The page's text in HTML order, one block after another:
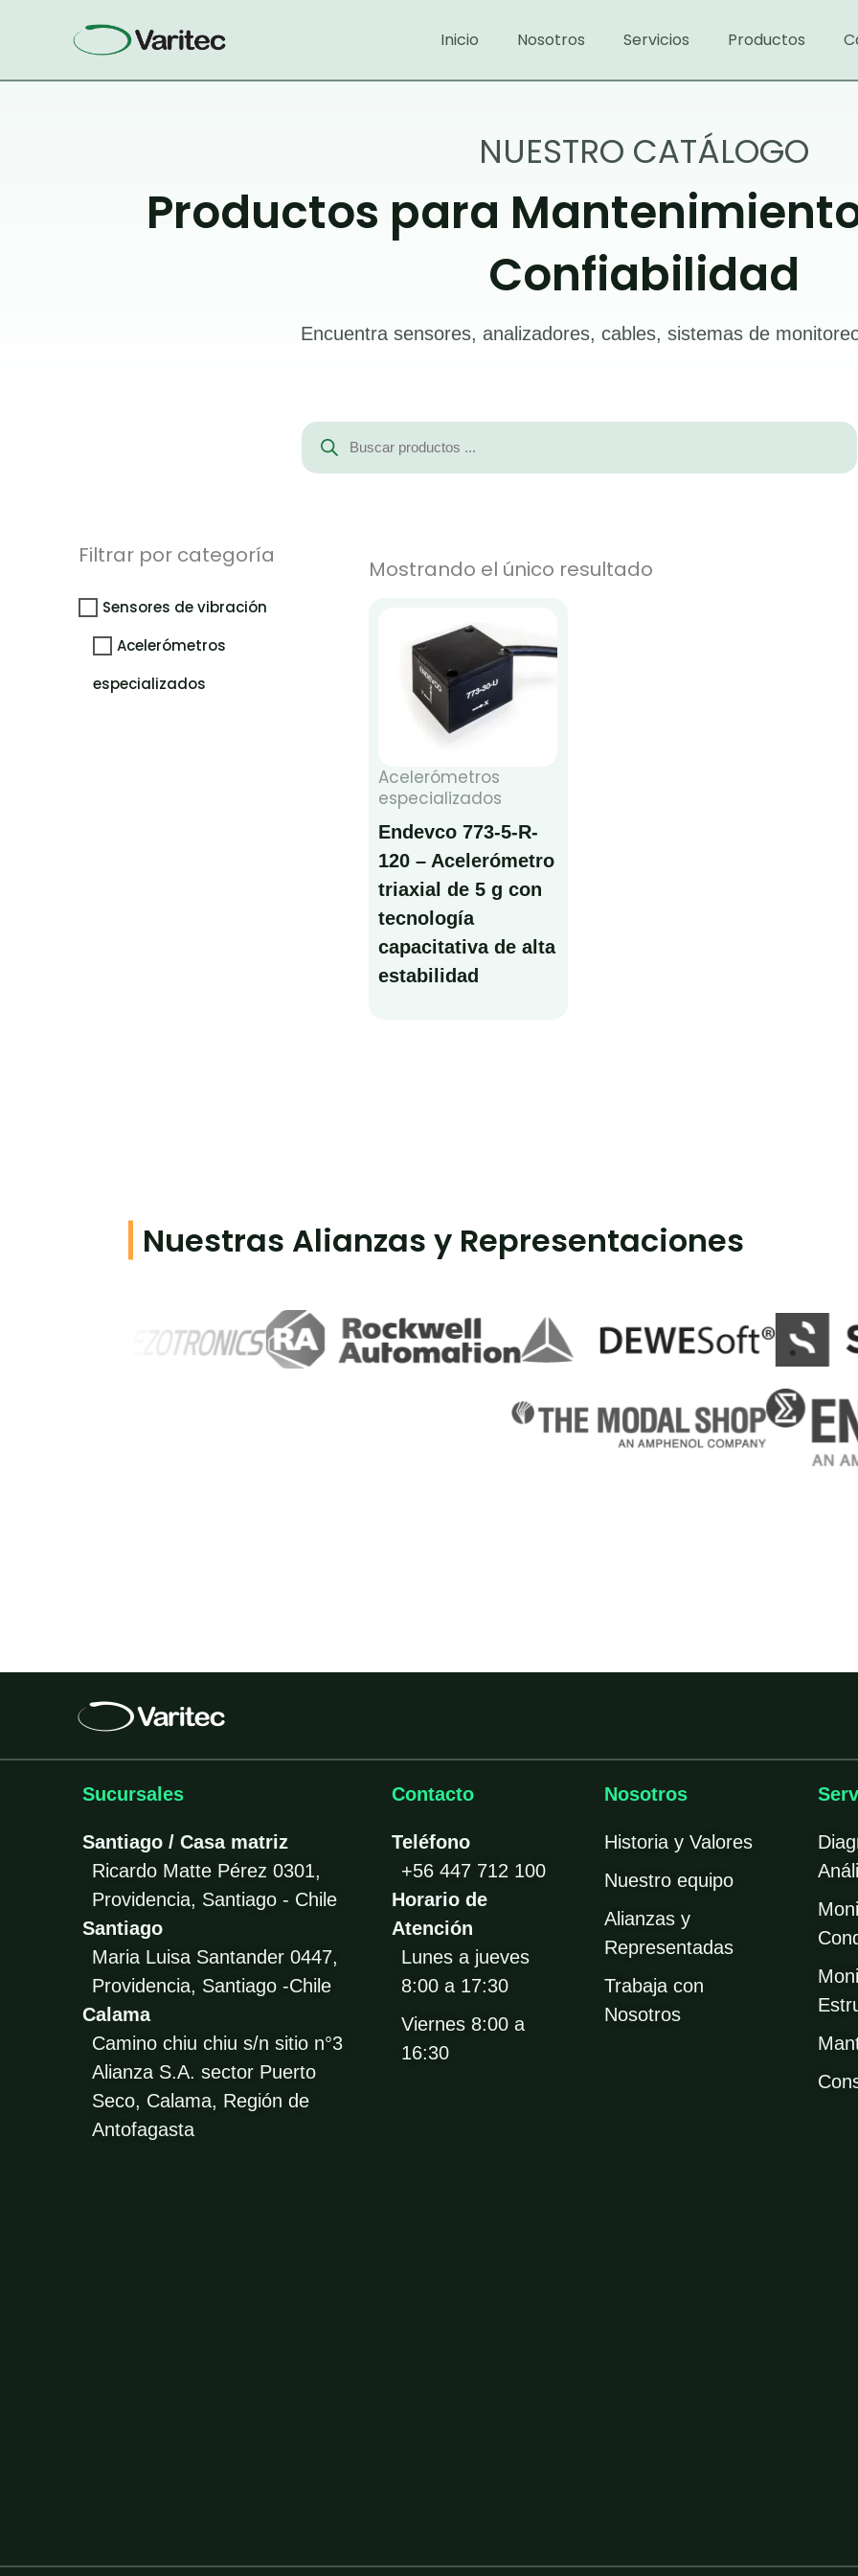
Inicio Nosotros Servicios Productos
NUESTRO CATÁLOGO
Productos para
Confiabilidad
Encuentra sensores, analizadores, cables, sistemas de
Búsqueda
de
productos
Filtrar por categoría
Sensores de vibración
Acelerómetros
especializados
Mostrando el único resultado
Acelerómetros
especializados
Endevco 773-5-R-
120 – Acelerómetro
triaxial de 5 g con
tecnología
capacitativa de alta
estabilidad
Nuestras Alianzas y Representaciones
Sucursales
Santiago / Casa matriz
Ricardo Matte Pérez 0301,
Providencia, Santiago - Chile
Santiago
Maria Luisa Santander 0447,
Providencia, Santiago -Chile
Calama
Camino chiu chiu s/n sitio n°3
Alianza S.A. sector Puerto
Seco, Calama, Región de
Antofagasta
Contacto
Teléfono
+56 447 712 100
Horario de
Atención
Lunes a jueves
8:00 a 17:30
Viernes 8:00 a
16:30
Nosotros
Historia y Valores
Nuestro equipo
Alianzas y
Representadas
Trabaja con
Nosotros